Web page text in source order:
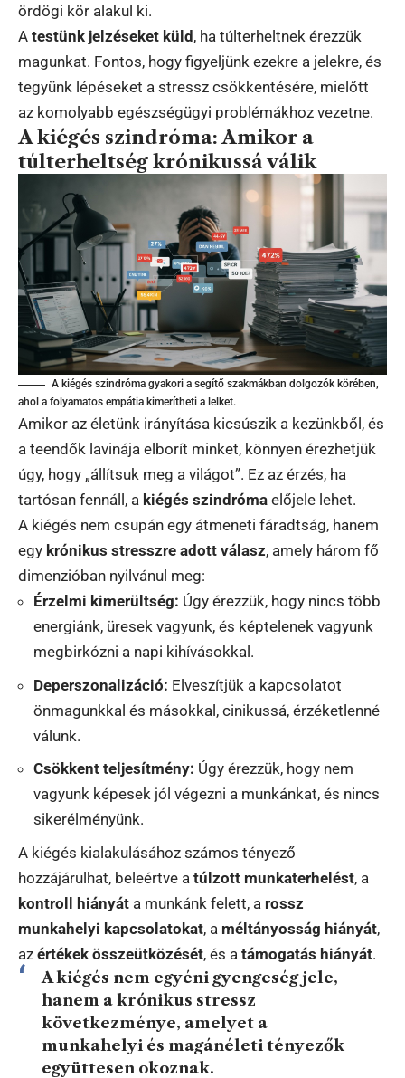
ördögi kör alakul ki.
A testünk jelzéseket küld, ha túlterheltnek érezzük
magunkat. Fontos, hogy figyeljünk ezekre a jelekre, és
tegyünk lépéseket a stressz csökkentésére, mielőtt
az komolyabb egészségügyi problémákhoz vezetne.
A kiégés szindróma: Amikor a
túlterheltség krónikussá válik
A kiégés szindróma gyakori a segítő szakmákban dolgozók körében,
ahol a folyamatos empátia kimerítheti a lelket.
Amikor az életünk irányítása kicsúszik a kezünkből, és
a teendők lavinája elborít minket, könnyen érezhetjük
úgy, hogy „állítsuk meg a világot”. Ez az érzés, ha
tartósan fennáll, a kiégés szindróma előjele lehet.
A kiégés nem csupán egy átmeneti fáradtság, hanem
egy krónikus stresszre adott válasz, amely három fő
dimenzióban nyilvánul meg:
Érzelmi kimerültség: Úgy érezzük, hogy nincs több
energiánk, üresek vagyunk, és képtelenek vagyunk
megbirkózni a napi kihívásokkal.
Deperszonalizáció: Elveszítjük a kapcsolatot
önmagunkkal és másokkal, cinikussá, érzéketlenné
válunk.
Csökkent teljesítmény: Úgy érezzük, hogy nem
vagyunk képesek jól végezni a munkánkat, és nincs
sikerélményünk.
A kiégés kialakulásához számos tényező
hozzájárulhat, beleértve a túlzott munkaterhelést, a
kontroll hiányát a munkánk felett, a rossz
munkahelyi kapcsolatokat, a méltányosság hiányát,
az értékek összeütközését, és a támogatás hiányát.
A kiégés nem egyéni gyengeség jele,
hanem a krónikus stressz
következménye, amelyet a
munkahelyi és magánéleti tényezők
együttesen okoznak.